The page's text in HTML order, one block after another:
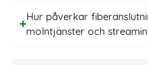
Hur påverkar
molntjänster och